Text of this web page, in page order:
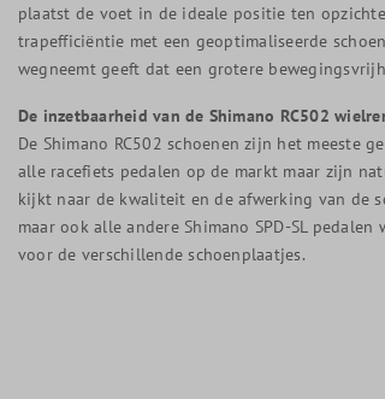
plaatst de voet in de ideale positie ten
trapefficiëntie met een geoptimaliseerde
wegneemt geeft dat een grotere
De inzetbaarheid van de Shimano RC502
De Shimano RC502 schoenen zijn het meeste
alle racefiets pedalen op de markt maar zijn
kijkt naar de kwaliteit en de afwerking van de
maar ook alle andere Shimano SPD-SL
voor de verschillende schoenplaatjes.